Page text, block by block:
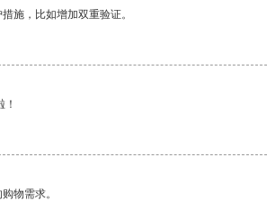
施，比如增加双重验证。
物需求。